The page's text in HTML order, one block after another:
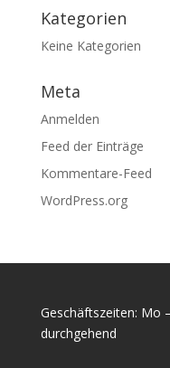
Kategorien
Keine Kategorien
Meta
Anmelden
Feed der Einträge
Kommentare-Feed
WordPress.org
Geschäftszeiten: Mo
durchgehend